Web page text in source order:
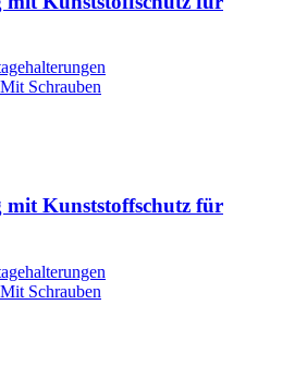
Mit Schrauben
Kunststoffschutz für
Mit Schrauben